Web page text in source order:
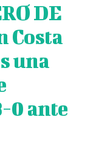
DE
Costa
una
0 ante